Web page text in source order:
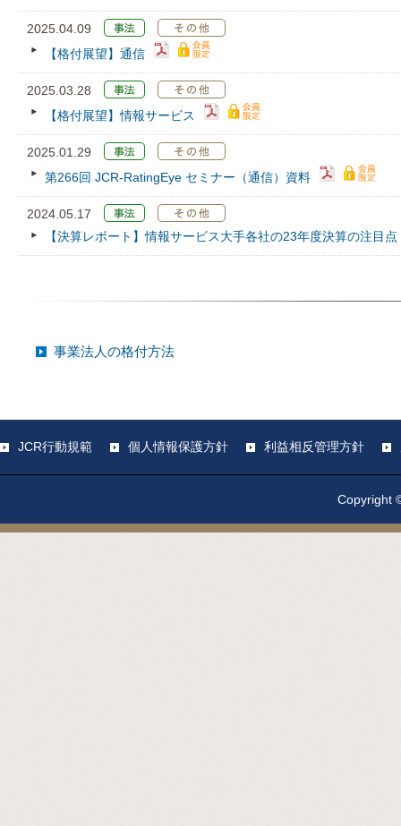
2025.04.09
【格付展望】通信
2025.03.28
【格付展望】情報サービス
2025.01.29
第266回 JCR‐RatingEye セミナー（通信）資料
2024.05.17
【決算レポート】情報サービス大手各社の23年度決算の注目点
事業法人の格付方法
JCR行動規範 個人情報保護方針 利益相反管理方針
Copyright